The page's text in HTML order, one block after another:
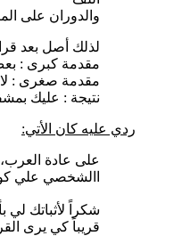
والدوران على
لذلك أصل بعد
مقدمة كبرى :
مقدمة صغرى :
نتيجة : عليك
ردي عليه كان الأتي:
على عادة
االشخصي علي
شكراً لأثباتك لي
قريباً كي يرى